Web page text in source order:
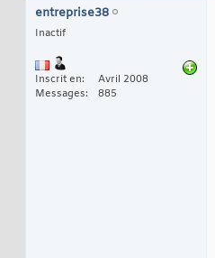
entreprise38
Inactif
Inscrit en
Avril 2008
Messages
885